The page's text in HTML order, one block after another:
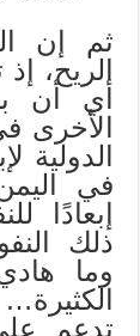
ثم إن
الريح،
أي أن
الأخرى
الدولية
في
إبعادًا
ذلك
وما
تدعم